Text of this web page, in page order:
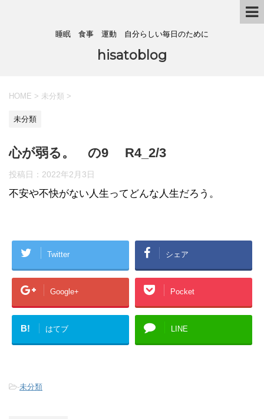
睡眠 食事 運動 自分らしい毎日のために
hisatoblog
HOME > 未分類 >
未分類
心が弱る。 の9 R4_2/3
投稿日： 2022年2月3日
不安や不快がない人生ってどんな人生だろう。
Twitter シェア
Google+ Pocket
B! はてブ LINE
-未分類